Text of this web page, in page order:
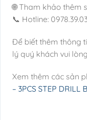
🌐 Tham khảo thêm
📞 Hotline:
Để biết thêm thông
lý quý khách vui
Xem thêm các sản
– 3PCS STEP DRILL